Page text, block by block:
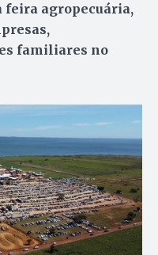
feira agropecuária,
familiares no